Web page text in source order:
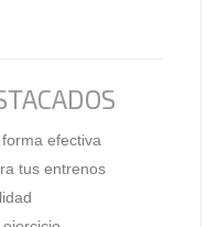
efectiva
tus entrenos